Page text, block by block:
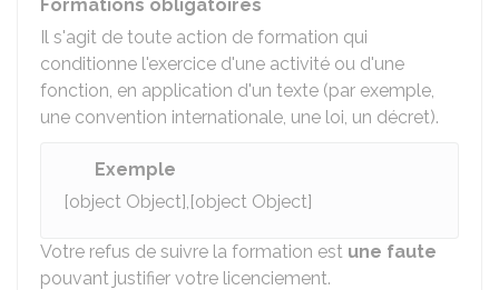
Formations obligatoires
Il s'agit de toute action de formation qui
conditionne l'exercice d'une activité ou d'une
fonction, en application d'un texte (par exemple,
une convention internationale, une loi, un décret).
Exemple
[object Object],[object Object]
Votre refus de suivre la formation est une faute
pouvant justifier votre licenciement.